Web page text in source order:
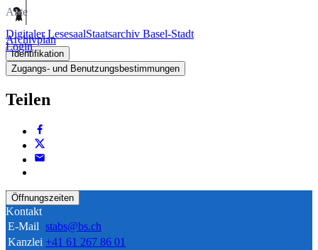
Digitaler LesesaalStaatsarchiv Basel-Stadt
Login
Akte
Archivplan
Identifikation
Zugangs- und Benutzungsbestimmungen
Teilen
Öffnungszeiten
Kontakt
E-Mail stabs@bs.ch
Kanzlei +41 61 267 86 01